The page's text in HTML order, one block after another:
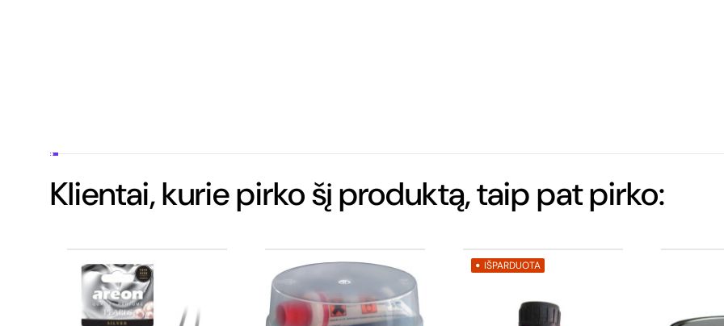
Klientai, kurie pirko šį produktą, taip pat pirko:
IŠPARDUOTA